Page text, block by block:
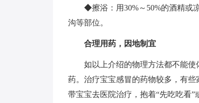
◆擦浴：用30%～50%的酒精或凉
沟等部位。
合理用药，因地制宜
如以上介绍的物理方法都不能使
药。治疗宝宝感冒的药物较多，有
带宝宝去医院治疗，抱着“先吃吃看